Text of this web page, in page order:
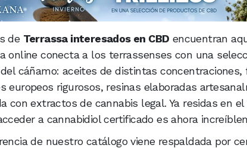
de Terrassa interesados en CBD encuentran
online conecta a los terrassenses con una
cáñamo: aceites de distintas
europeos rigurosos, resinas elaboradas
con extractos de cannabis legal. Ya residas en
a cannabidiol certificado es ahora
de nuestro catálogo viene respaldada por